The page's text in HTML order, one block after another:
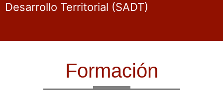
Desarrollo Territorial (SADT)
Formación